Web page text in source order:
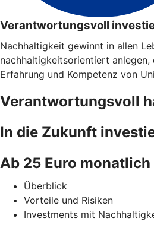
Verantwortungsvoll
Nachhaltigkeit gewinnt in allen
nachhaltigkeitsorientiert
Erfahrung und Kompetenz von
Verantwortungsvoll
In die Zukunft
Ab 25 Euro monatlich
Überblick
Vorteile und Risiken
Investments mit